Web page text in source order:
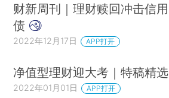
财新周刊｜理财赎回冲击信用
债
2022年12月17日 APP打开
净值型理财迎大考｜特稿精选
2022年01月01日 APP打开